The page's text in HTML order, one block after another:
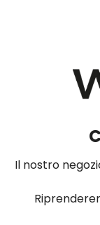
Il nostro